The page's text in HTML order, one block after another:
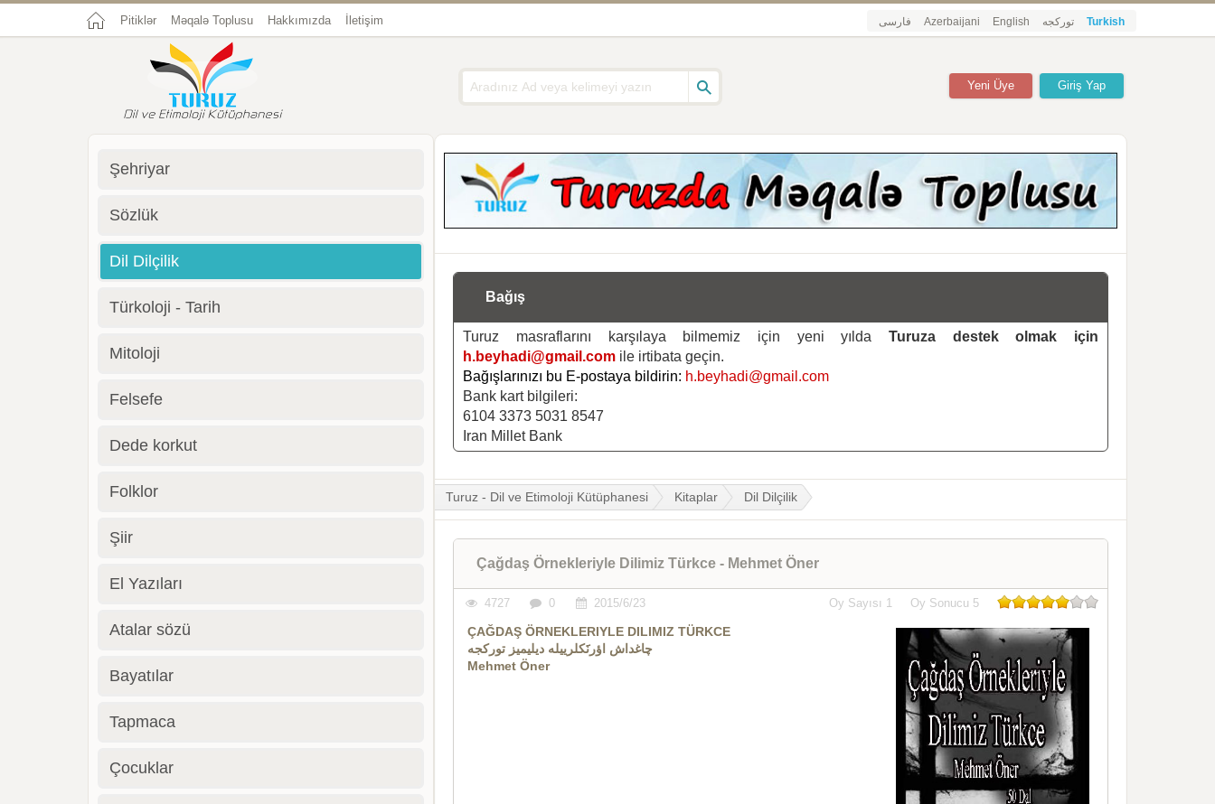
Pitiklər Məqalə Toplusu Hakkımızda İletişim فارسی Azerbaijani English تورکجه Turkish
Giriş Yap
Yeni Üye
Bağış
Turuz masraflarını karşılaya bilmemiz için yeni yıldaTuruza destek olmak için
h.beyhadi@gmail.com ile irtibata geçin.
Bağışlarınızı bu E-postaya bildirin: h.beyhadi@gmail.com
Bank kart bilgileri:
6104 3373 5031 8547
Iran Millet Bank
Turuz - Dil ve Etimoloji Kütüphanesi Kitaplar Dil Dilçilik
Çağdaş Örnekleriyle Dilimiz Türkce - Mehmet Öner
4727 0 2015/6/23 Oy Sayısı 1 Oy Sonucu 5
ÇAĞDAŞ ÖRNEKLERIYLE DILIMIZ TÜRKCE
چاغداش اؤرنََکلرييله ديليميز تورکجه
Mehmet Öner
Şehriyar
Sözlük
Dil Dilçilik
Türkoloji - Tarih
Mitoloji
Felsefe
Dede korkut
Folklor
Şiir
El Yazıları
Atalar sözü
Bayatılar
Tapmaca
Çocuklar